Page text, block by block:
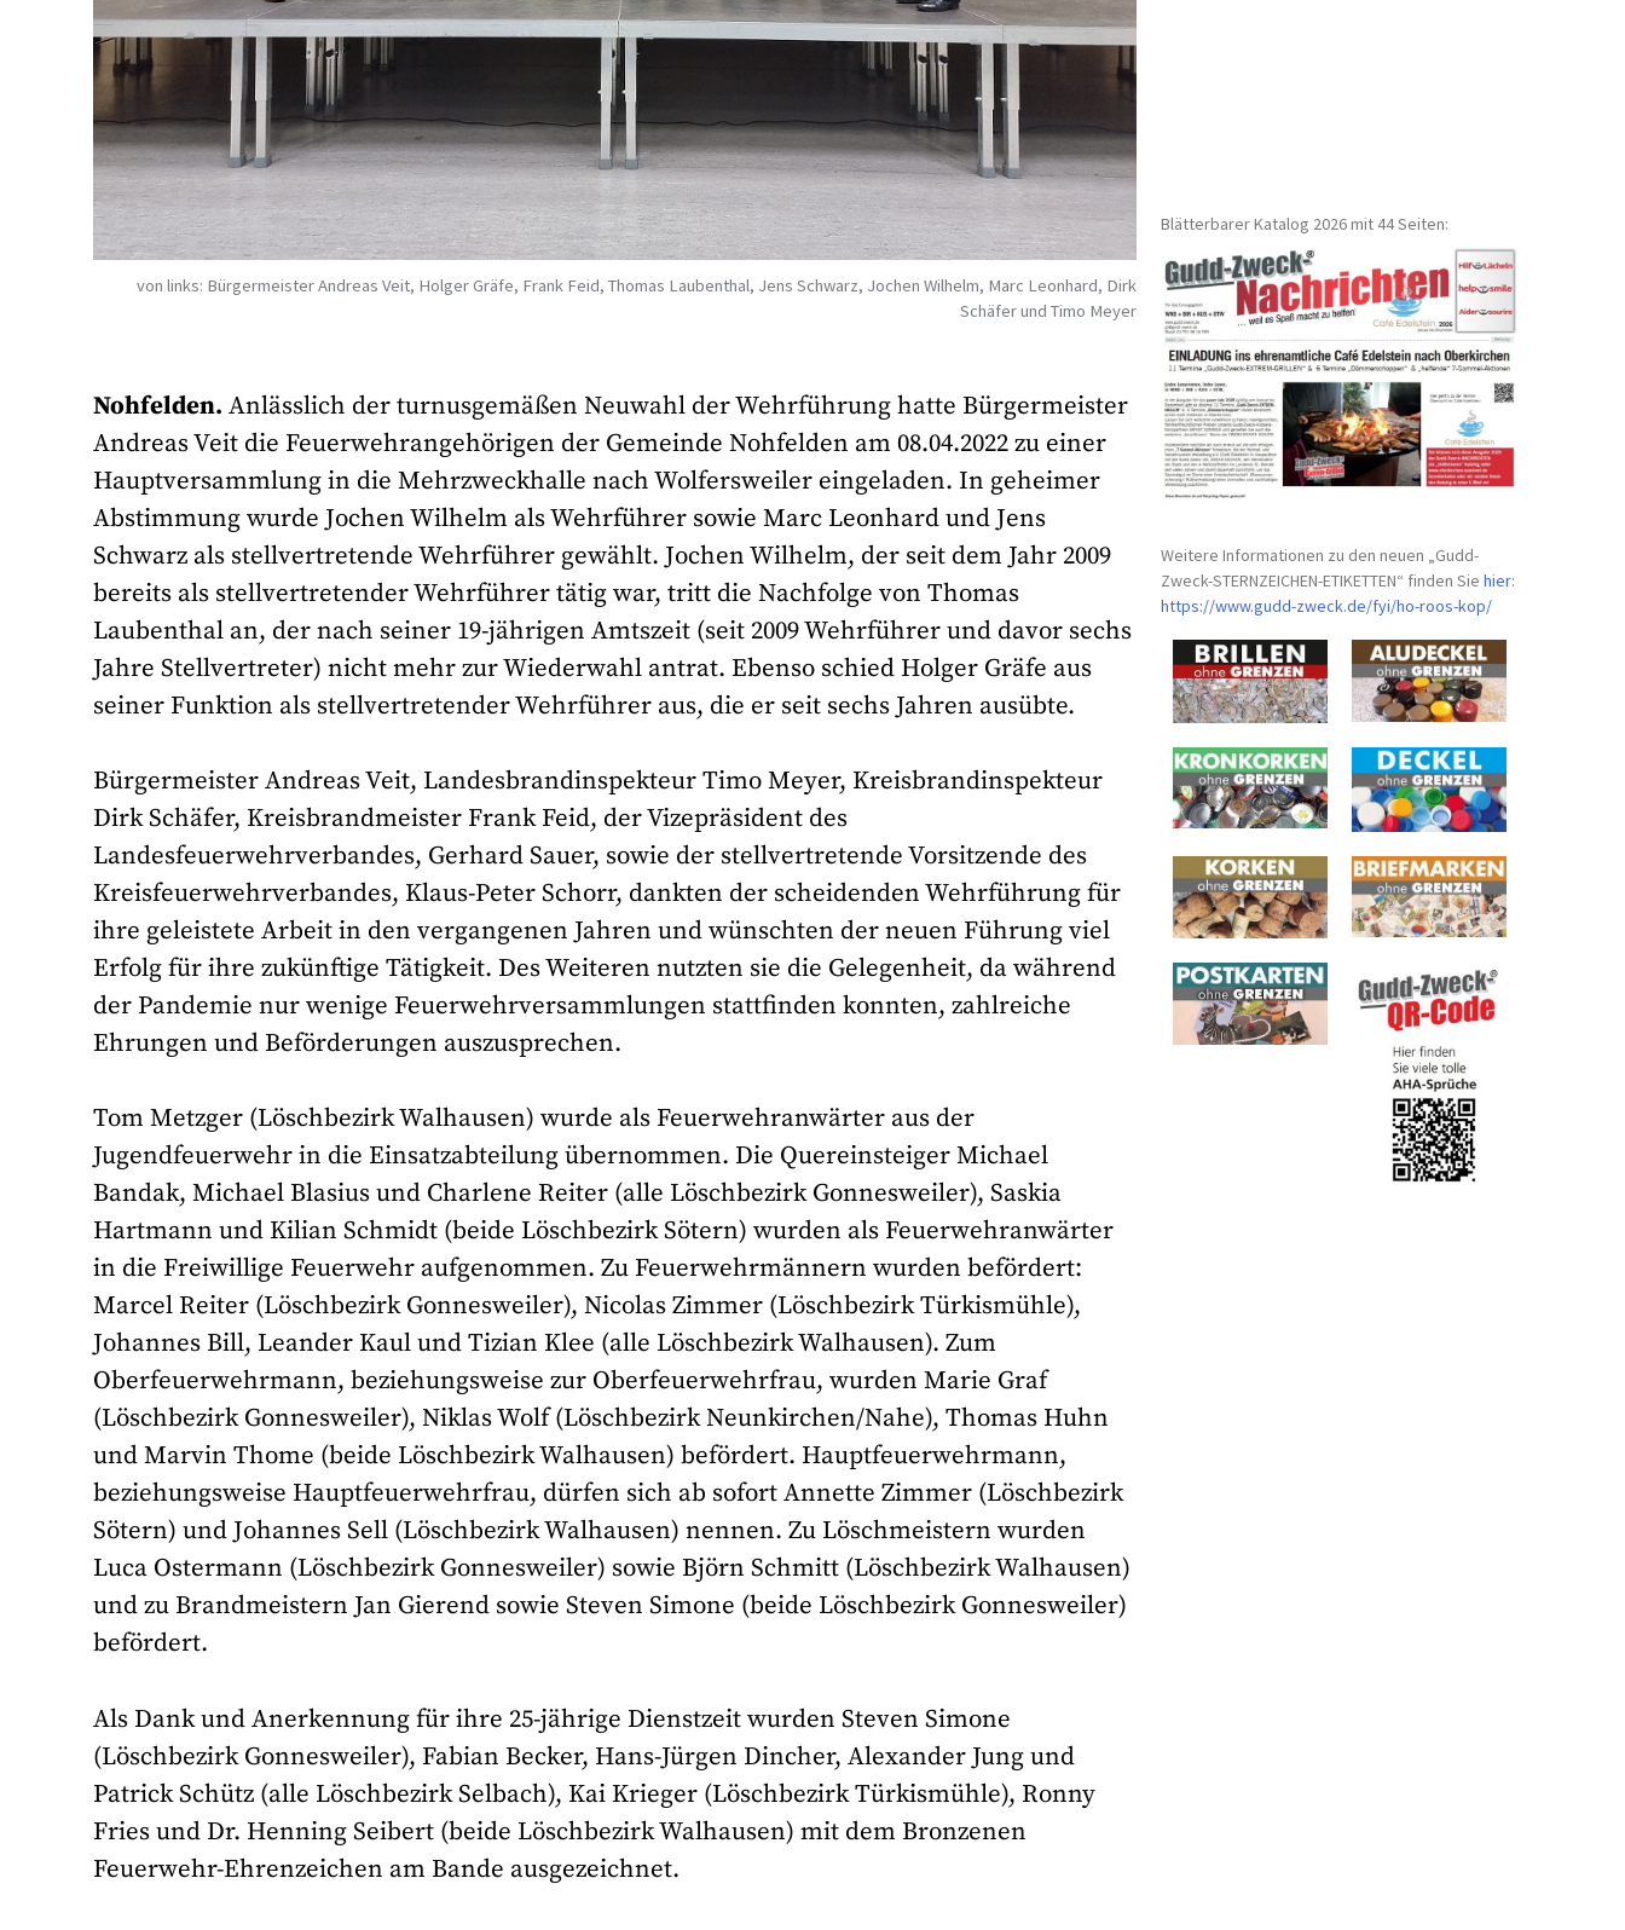
von links: Bürgermeister Andreas Veit, Holger Gräfe, Frank Feid, Thomas Laubenthal, Jens Schwarz, Jochen Wilhelm, Marc Leonhard, Dirk
Schäfer und Timo Meyer
Nohfelden. Anlässlich der turnusgemäßen Neuwahl der Wehrführung hatte Bürgermeister
Andreas Veit die Feuerwehrangehörigen der Gemeinde Nohfelden am 08.04.2022 zu einer
Hauptversammlung in die Mehrzweckhalle nach Wolfersweiler eingeladen. In geheimer
Abstimmung wurde Jochen Wilhelm als Wehrführer sowie Marc Leonhard und Jens
Schwarz als stellvertretende Wehrführer gewählt. Jochen Wilhelm, der seit dem Jahr 2009
bereits als stellvertretender Wehrführer tätig war, tritt die Nachfolge von Thomas
Laubenthal an, der nach seiner 19-jährigen Amtszeit (seit 2009 Wehrführer und davor sechs
Jahre Stellvertreter) nicht mehr zur Wiederwahl antrat. Ebenso schied Holger Gräfe aus
seiner Funktion als stellvertretender Wehrführer aus, die er seit sechs Jahren ausübte.
Bürgermeister Andreas Veit, Landesbrandinspekteur Timo Meyer, Kreisbrandinspekteur
Dirk Schäfer, Kreisbrandmeister Frank Feid, der Vizepräsident des
Landesfeuerwehrverbandes, Gerhard Sauer, sowie der stellvertretende Vorsitzende des
Kreisfeuerwehrverbandes, Klaus-Peter Schorr, dankten der scheidenden Wehrführung für
ihre geleistete Arbeit in den vergangenen Jahren und wünschten der neuen Führung viel
Erfolg für ihre zukünftige Tätigkeit. Des Weiteren nutzten sie die Gelegenheit, da während
der Pandemie nur wenige Feuerwehrversammlungen stattfinden konnten, zahlreiche
Ehrungen und Beförderungen auszusprechen.
Tom Metzger (Löschbezirk Walhausen) wurde als Feuerwehranwärter aus der
Jugendfeuerwehr in die Einsatzabteilung übernommen. Die Quereinsteiger Michael
Bandak, Michael Blasius und Charlene Reiter (alle Löschbezirk Gonnesweiler), Saskia
Hartmann und Kilian Schmidt (beide Löschbezirk Sötern) wurden als Feuerwehranwärter
in die Freiwillige Feuerwehr aufgenommen. Zu Feuerwehrmännern wurden befördert:
Marcel Reiter (Löschbezirk Gonnesweiler), Nicolas Zimmer (Löschbezirk Türkismühle),
Johannes Bill, Leander Kaul und Tizian Klee (alle Löschbezirk Walhausen). Zum
Oberfeuerwehrmann, beziehungsweise zur Oberfeuerwehrfrau, wurden Marie Graf
(Löschbezirk Gonnesweiler), Niklas Wolf (Löschbezirk Neunkirchen/Nahe), Thomas Huhn
und Marvin Thome (beide Löschbezirk Walhausen) befördert. Hauptfeuerwehrmann,
beziehungsweise Hauptfeuerwehrfrau, dürfen sich ab sofort Annette Zimmer (Löschbezirk
Sötern) und Johannes Sell (Löschbezirk Walhausen) nennen. Zu Löschmeistern wurden
Luca Ostermann (Löschbezirk Gonnesweiler) sowie Björn Schmitt (Löschbezirk Walhausen)
und zu Brandmeistern Jan Gierend sowie Steven Simone (beide Löschbezirk Gonnesweiler)
befördert.
Als Dank und Anerkennung für ihre 25-jährige Dienstzeit wurden Steven Simone
(Löschbezirk Gonnesweiler), Fabian Becker, Hans-Jürgen Dincher, Alexander Jung und
Patrick Schütz (alle Löschbezirk Selbach), Kai Krieger (Löschbezirk Türkismühle), Ronny
Fries und Dr. Henning Seibert (beide Löschbezirk Walhausen) mit dem Bronzenen
Feuerwehr-Ehrenzeichen am Bande ausgezeichnet.
Blätterbarer Katalog 2026 mit 44 Seiten:
Weitere Informationen zu den neuen „Gudd-
Zweck-STERNZEICHEN-ETIKETTEN“ finden Siehier:
https://www.gudd-zweck.de/fyi/ho-roos-kop/